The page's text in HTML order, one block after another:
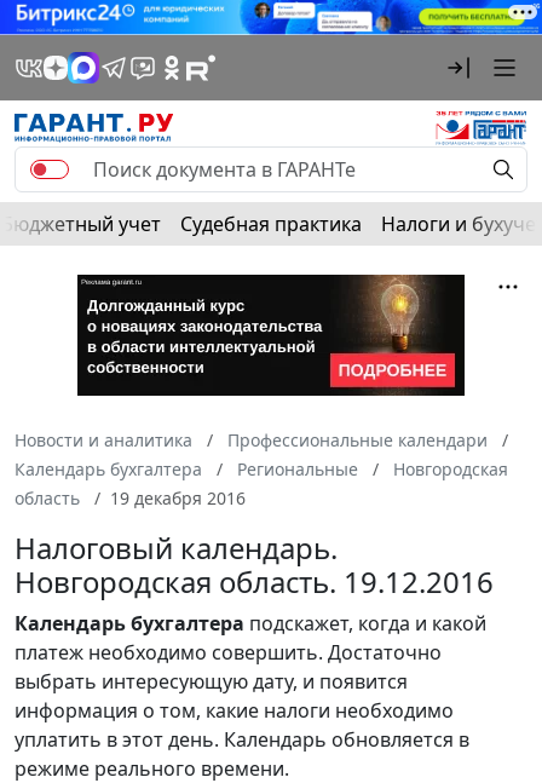
Бюджетный учет Судебная практика Налоги и
Новости и аналитика
Профессиональные календари
Календарь бухгалтера
Региональные
Новгородская
область
19 декабря 2016
Налоговый календарь.
Новгородская область. 19.12.2016
Календарьбухгалтера подскажет, когда и какой
платеж необходимо совершить. Достаточно
выбрать интересующую дату, и появится
информация о том, какие налоги необходимо
уплатить в этот день. Календарь обновляется в
режиме реального времени.